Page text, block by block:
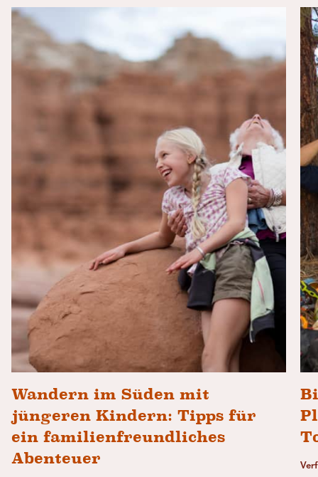
Wandern im Süden mit
jüngeren Kindern: Tipps für
ein familienfreundliches
Abenteuer